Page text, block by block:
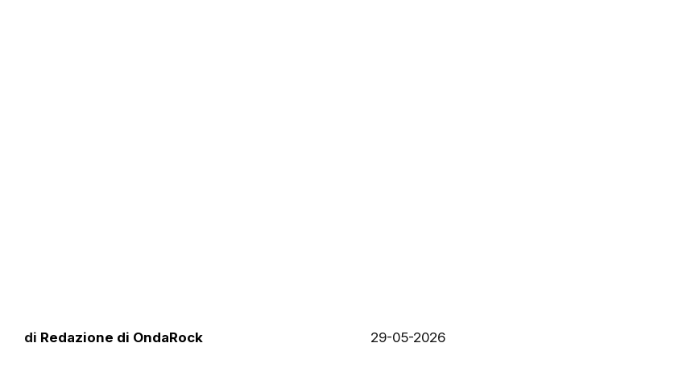
di Redazione di OndaRock 29-05-2026